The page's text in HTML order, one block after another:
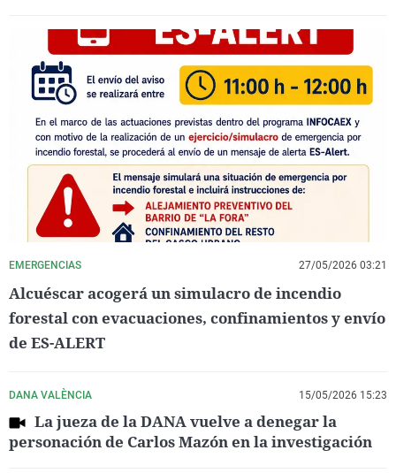
EMERGENCIAS 27/05/2026 03:21
Alcuéscar acogerá un simulacro de incendio
forestal con evacuaciones, confinamientos y envío
de ES-ALERT
DANA VALÈNCIA 15/05/2026 15:23
La jueza de la DANA vuelve a denegar la
personación de Carlos Mazón en la investigación